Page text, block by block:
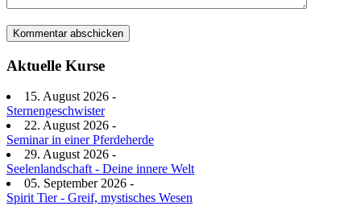
Aktuelle Kurse
15. August 2026 -
Sternengeschwister
22. August 2026 -
Seminar in einer Pferdeherde
29. August 2026 -
Seelenlandschaft - Deine innere Welt
05. September 2026 -
Spirit Tier - Greif, mystisches Wesen